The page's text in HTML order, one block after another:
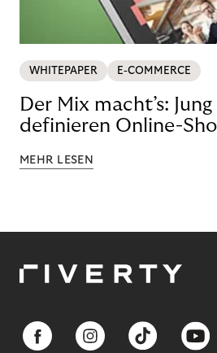
WHITEPAPER E-COMMERCE
Der Mix macht’s:
definieren Online-
MEHR LESEN